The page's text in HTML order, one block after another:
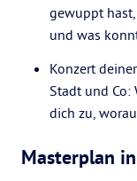
gewuppt
und was
Konzert
Stadt und Co:
dich zu,
Masterplan